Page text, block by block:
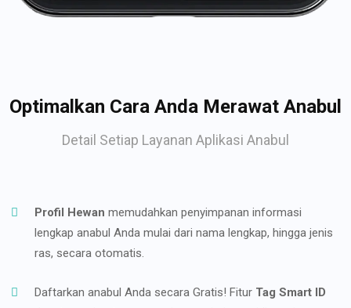
Optimalkan Cara Anda Merawat Anabul
Detail Setiap Layanan Aplikasi Anabul
Profil Hewan memudahkan penyimpanan informasi
lengkap anabul Anda mulai dari nama lengkap, hingga jenis
ras, secara otomatis.
Daftarkan anabul Anda secara Gratis! Fitur Tag Smart ID